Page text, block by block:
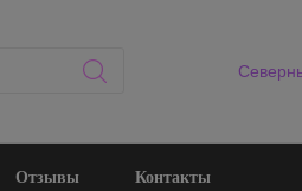
Отзывы Контакты